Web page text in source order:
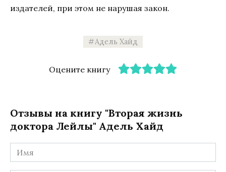
издателей, при этом не нарушая закон.
Адель Хайд
Оцените книгу
Отзывы на книгу "Вторая жизнь
доктора Лейлы" Адель Хайд
Имя
*